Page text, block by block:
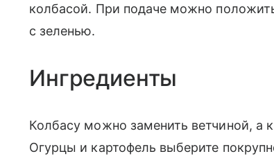
колбасой. При подаче можно
с зеленью.
Ингредиенты
Колбасу можно заменить ветчиной, а
Огурцы и картофель выберите